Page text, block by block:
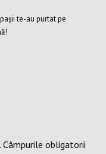
te-au purtat pe
Câmpurile obligatorii